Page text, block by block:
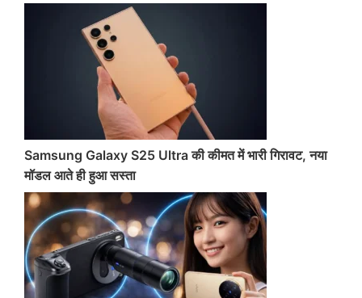
Samsung Galaxy S25 Ultra की कीमत में भारी गिरावट, नया
मॉडल आते ही हुआ सस्ता